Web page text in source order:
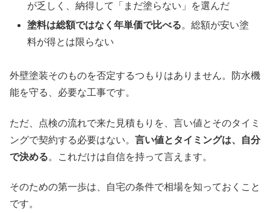
が乏しく、納得して「まだ塗らない」を選んだ
塗料は総額ではなく年単価で比べる。総額が安い塗
料が得とは限らない
外壁塗装そのものを否定するつもりはありません。防水機
能を守る、必要な工事です。
ただ、点検の流れで来た見積もりを、言い値とそのタイミ
ングで契約する必要はない。 言い値とタイミングは、自分
で決める。これだけは自信を持って言えます。
そのための第一歩は、自宅の条件で相場を知っておくこと
です。